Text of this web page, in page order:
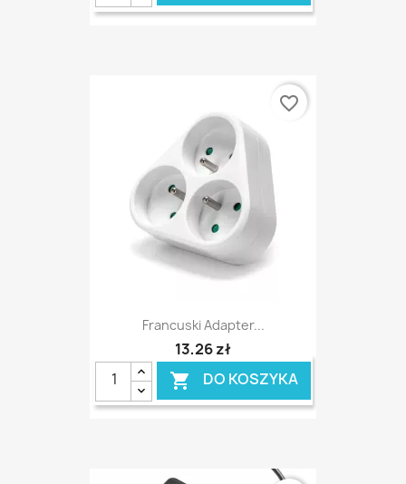
Francuski Adapter...
13,26 zł
 DO KOSZYKA
favorite_border